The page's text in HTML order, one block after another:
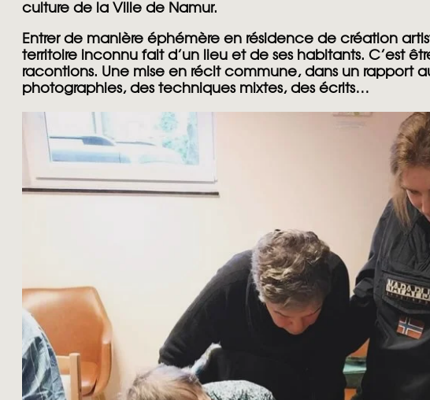
culture de la Ville de Namur.
Entrer de manière éphémère en résidence de création
territoire inconnu fait d’un lieu et de ses habitants. C’est
racontions. Une mise en récit commune, dans un rapport
photographies, des techniques mixtes, des écrits…